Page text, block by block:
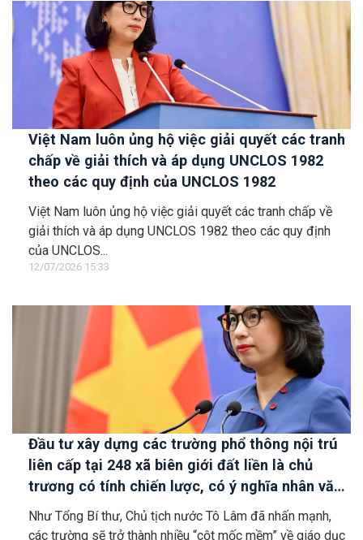
Việt Nam luôn ủng hộ việc giải quyết các tranh
chấp về giải thích và áp dụng UNCLOS 1982
theo các quy định của UNCLOS 1982
Việt Nam luôn ủng hộ việc giải quyết các tranh chấp về
giải thích và áp dụng UNCLOS 1982 theo các quy định
của UNCLOS...
12/07/2026 15:33
Đầu tư xây dựng các trường phổ thông nội trú
liên cấp tại 248 xã biên giới đất liền là chủ
trương có tính chiến lược, có ý nghĩa nhân văn
sâu sắc
Như Tổng Bí thư, Chủ tịch nước Tô Lâm đã nhấn mạnh,
các trường sẽ trở thành nhiều “cột mốc mềm” về giáo dục